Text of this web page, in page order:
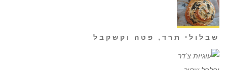
שבלולי תרד, פטה וקשקבל